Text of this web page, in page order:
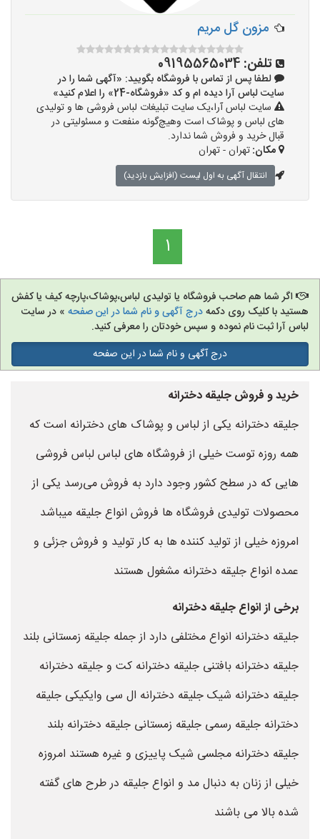
مزون گل مریم
تلفن: 09195565034
لطفا پس از تماس با فروشگاه بگویید: «آگهی شما را در
سایت لباس آرا دیده ام و کد «فروشگاه-24» را اعلام کنید»
سایت لباس آرا،یک سایت تبلیغات لباس فروشی ها و تولیدی
های لباس و پوشاک است وهیچ‌گونه منفعت و مسئولیتی در
قبال خرید و فروش شما ندارد.
مکان:تهران - تهران
انتقال آگهی به اول لیست (افزایش بازدید)
1
اگر شما هم صاحب فروشگاه یا تولیدی لباس،پوشاک،پارچه کیف یا کفش
هستید با کلیک روی دکمهدرج آگهی و نام شما در این صفحه » در سایت
لباس آرا ثبت نام نموده و سپس خودتان را معرفی کنید.
درج آگهی و نام شما در این صفحه
خرید و فروش جلیقه دخترانه
جلیقه دخترانه یکی از لباس و پوشاک های دخترانه است که
همه روزه توست خیلی از فروشگاه های لباس لباس فروشی
هایی که در سطح کشور وجود دارد به فروش می‌رسد یکی از
محصولات تولیدی فروشگاه ها فروش انواع جلیقه میباشد
امروزه خیلی از تولید کننده ها به کار تولید و فروش جزئی و
عمده انواع جلیقه دخترانه مشغول هستند
برخی از انواع جلیقه دخترانه
جلیقه دخترانه انواع مختلفی دارد از جمله جلیقه زمستانی بلند
جلیقه دخترانه بافتنی جلیقه دخترانه کت و جلیقه دخترانه
جلیقه دخترانه شیک جلیقه دخترانه ال سی وایکیکی جلیقه
دخترانه جلیقه رسمی جلیقه زمستانی جلیقه دخترانه بلند
جلیقه دخترانه مجلسی شیک پاییزی و غیره هستند امروزه
خیلی از زنان به دنبال مد و انواع جلیقه در طرح های گفته
شده بالا می باشند